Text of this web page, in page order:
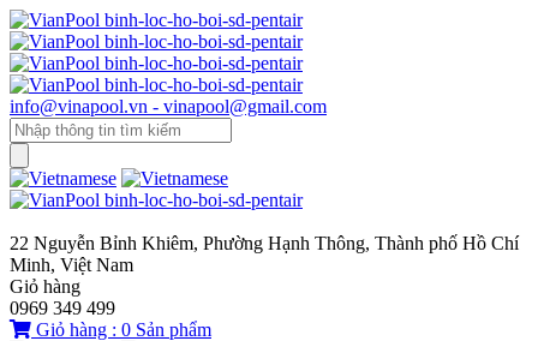
info@vinapool.vn - vinapool@gmail.com
22 Nguyễn Bỉnh Khiêm, Phường Hạnh Thông, Thành phố Hồ Chí
Minh, Việt Nam
Giỏ hàng
0969 349 499
Giỏ hàng : 0 Sản phẩm